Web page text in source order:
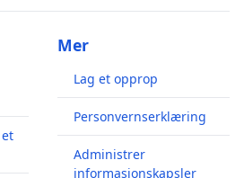
Mer
Lag et opprop
Personvernserklæring
Administrer
informasjonskapsler